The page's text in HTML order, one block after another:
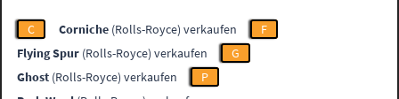
C Corniche (Rolls-Royce) verkaufen
F
Flying Spur (Rolls-Royce) verkaufen
G
Ghost (Rolls-Royce) verkaufen
P